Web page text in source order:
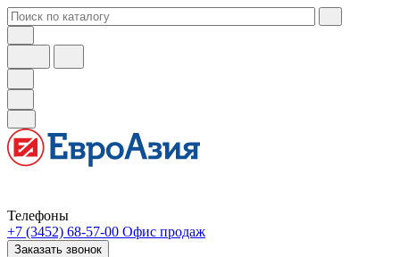
Телефоны
+7 (3452) 68-57-00 Офис продаж
Заказать звонок